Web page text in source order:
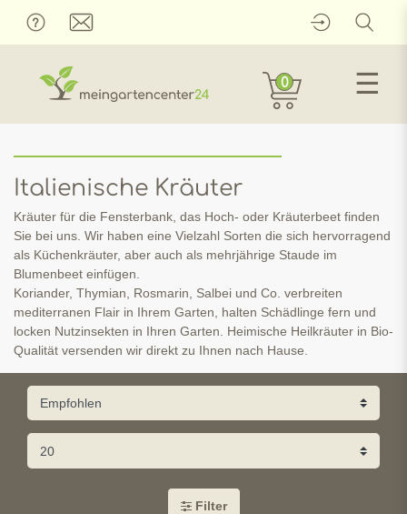
0 ☰
Italienische Kräuter
Kräuter für die Fensterbank, das Hoch- oder Kräuterbeet finden
Sie bei uns. Wir haben eine Vielzahl Sorten die sich hervorragend
als Küchenkräuter, aber auch als mehrjährige Staude im
Blumenbeet einfügen.
Koriander, Thymian, Rosmarin, Salbei und Co. verbreiten
mediterranen Flair in Ihrem Garten, halten Schädlinge fern und
locken Nutzinsekten in Ihren Garten. Heimische Heilkräuter in Bio-
Qualität versenden wir direkt zu Ihnen nach Hause.
Filter